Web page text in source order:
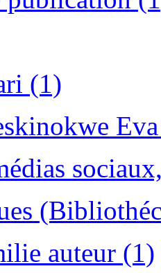
(1)
auteur (1)